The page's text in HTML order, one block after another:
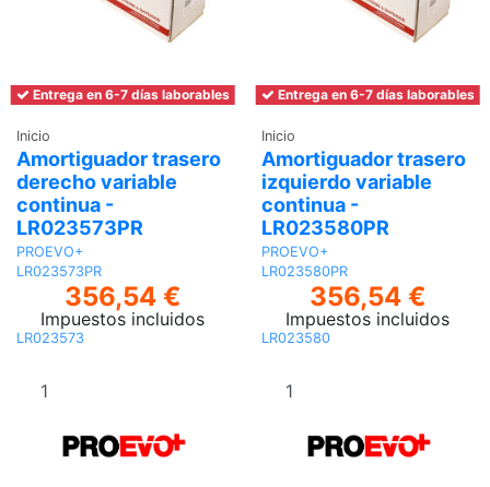
Entrega en 6-7 días laborables
Inicio
Amortiguador trasero
derecho variable
continua -
LR023573PR
PROEVO+
LR023573PR
356,54 €
Impuestos incluidos
LR023573
Entrega en 6-7 días laborables
Inicio
Amortiguador trasero
izquierdo variable
continua -
LR023580PR
PROEVO+
LR023580PR
356,54 €
Impuestos incluidos
LR023580